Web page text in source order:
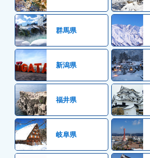
群馬県
新潟県
福井県
岐阜県